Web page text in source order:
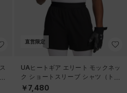
直営限定
UAヒートギア エリート モックネッ
ク ショートスリーブ シャツ（トレ
ーニング/MEN）
￥7,480